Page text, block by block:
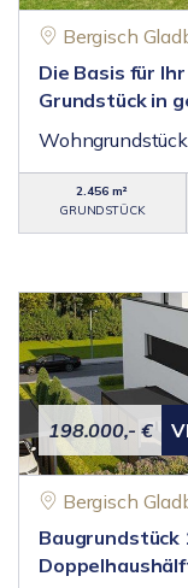
Bergisch
Die Basis für
Grundstück in
Wohngrundstück
2.456 m²
GRUNDSTÜCK
198.000,- €
Bergisch
Baugrundstück